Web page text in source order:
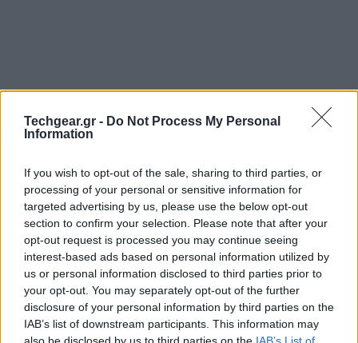
Techgear.gr - Do Not Process My Personal
Information
If you wish to opt-out of the sale, sharing to third parties, or
processing of your personal or sensitive information for
targeted advertising by us, please use the below opt-out
section to confirm your selection. Please note that after your
opt-out request is processed you may continue seeing
interest-based ads based on personal information utilized by
us or personal information disclosed to third parties prior to
your opt-out. You may separately opt-out of the further
disclosure of your personal information by third parties on the
IAB’s list of downstream participants. This information may
also be disclosed by us to third parties on the IAB’s List of
Η Βρετανική Αστυνομία κατάφερε να ανακαλύψει
κύκλωμα παιδεραστών με περισσότερα από 70 μέλη,
χάρι σε ένα κινητό τηλέφωνο
Sony Ericsson W350i
κάτοχος του τηλεφώνου το είχε ξεχάσει σε ένα
λεωφορείο και ο οδηγός που το βρήκε ανακάλυψε
ανάρμοστες φωτογραφίες παιδιών.